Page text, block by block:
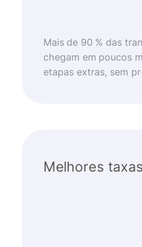
Mais de 90 % das
chegam em poucos
etapas extras, sem
Melhores taxas